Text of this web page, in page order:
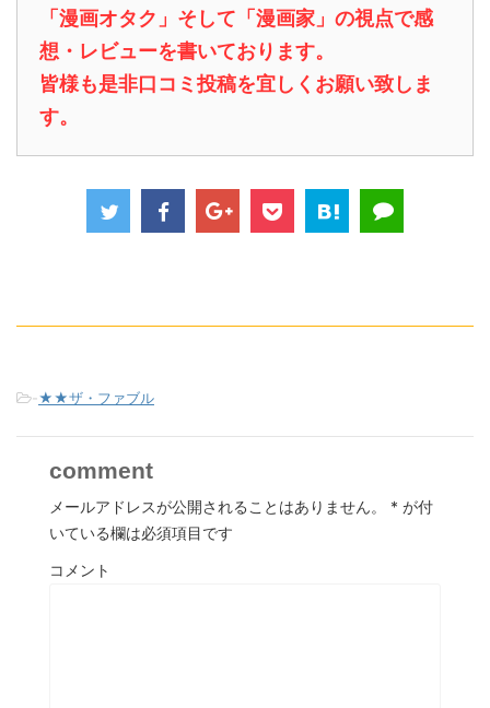
「漫画オタク」そして「漫画家」の視点で感
想・レビューを書いております。
皆様も是非口コミ投稿を宜しくお願い致しま
す。
-★★ザ・ファブル
comment
メールアドレスが公開されることはありません。 * が付
いている欄は必須項目です
コメント